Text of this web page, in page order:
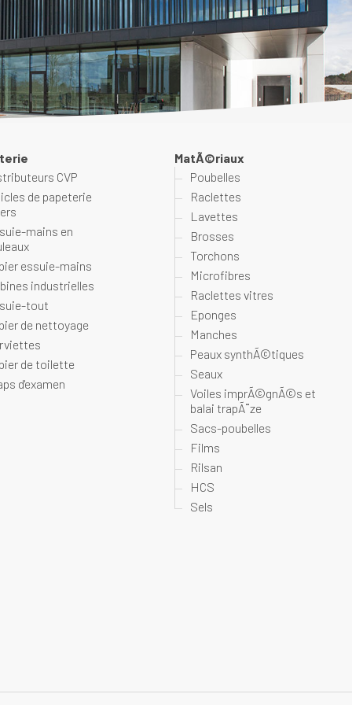
CVP
de papeterie
mains en
essuie-mains
industrielles
tout
de nettoyage
de toilette
d'examen
MatÃ©riaux
Poubelles
Raclettes
Lavettes
Brosses
Torchons
Microfibres
Raclettes vitres
Eponges
Manches
Peaux synthÃ©tiques
Seaux
Voiles imprÃ©gnÃ©s et
balai trapÃ¨ze
Sacs-poubelles
Films
Rilsan
HCS
Sels